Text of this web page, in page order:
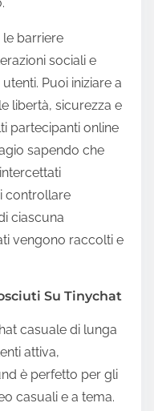
barriere
sociali e
Puoi iniziare a
libertà, sicurezza e
partecipanti online
sapendo che
controllare
ciascuna
vengono raccolti e
Su Tinychat
casuale di lunga
attiva,
è perfetto per gli
casuali e a tema.